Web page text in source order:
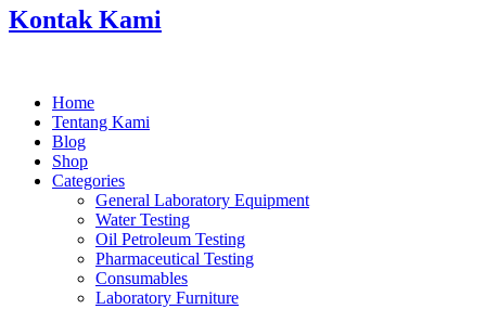
Kontak Kami
Home
Tentang Kami
Blog
Shop
Categories
General Laboratory Equipment
Water Testing
Oil Petroleum Testing
Pharmaceutical Testing
Consumables
Laboratory Furniture